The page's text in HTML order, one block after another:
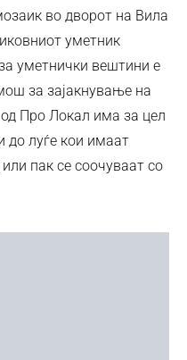
во дворот на Вила
уметник
уметнички вештини е
за зајакнување на
од Про Локал има за цел
до луѓе кои имаат
пак се соочуваат со